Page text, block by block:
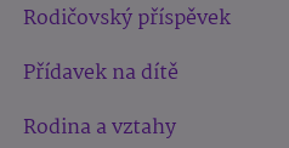
Rodičovský příspěvek
Přídavek na dítě
Rodina a vztahy